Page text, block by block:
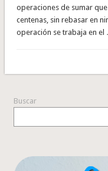
operaciones de sumar
centenas, sin rebasar en
operación se trabaja en
Buscar